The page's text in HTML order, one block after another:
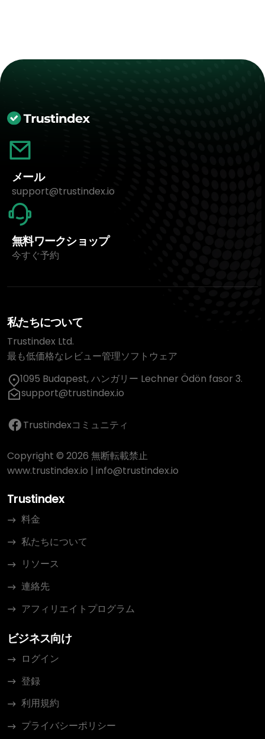
メール
support@trustindex.io
無料ワークショップ
今すぐ予約
私たちについて
Trustindex Ltd.
最も低価格なレビュー管理ソフトウェア
1095 Budapest, ハンガリー Lechner Ödön fasor 3.
support@trustindex.io
Trustindexコミュニティ
Copyright © 2026 無断転載禁止
www.trustindex.io | info@trustindex.io
Trustindex
料金
私たちについて
リソース
連絡先
アフィリエイトプログラム
ビジネス向け
ログイン
登録
利用規約
プライバシーポリシー